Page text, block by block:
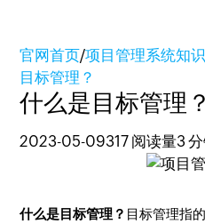
官网首页/项目管理系统知
目标管理？
什么是目标管理？
2023-05-09317 阅读量3
什么是目标管理？ 目标管理指